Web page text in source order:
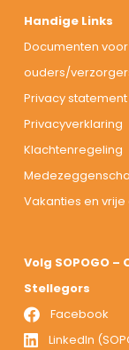
Handige Links
Documenten voor
ouders/
Privacy statement
Privacyverklaring
Klachtenregeling
Vakanties en
Volg SOPOGO –
Stellegors
Facebook
LinkedIn